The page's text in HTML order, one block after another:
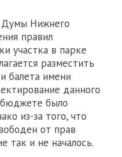
Нижнего
правил
участка в парке
разместить
балета имени
данного
бюджете было
из-за того, что
от прав
так и не началось.